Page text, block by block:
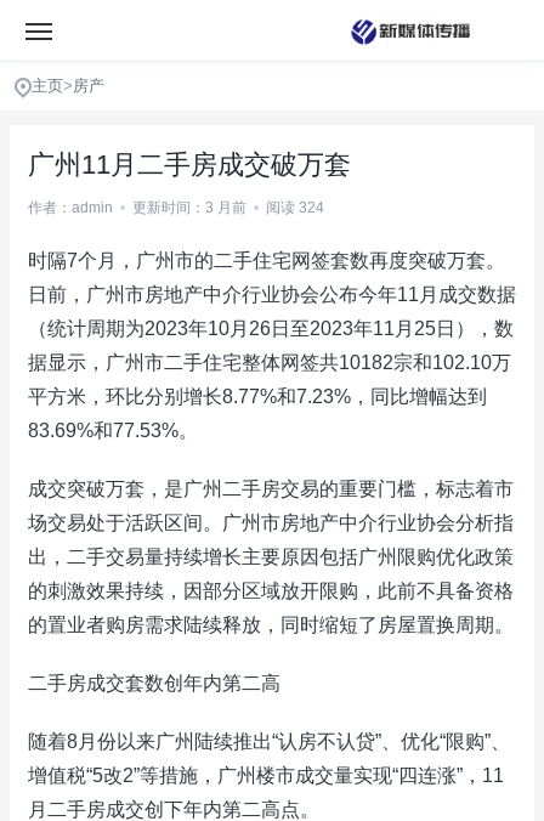
主页>房产
广州11月二手房成交破万套
作者：admin • 更新时间：3 月前 • 阅读 324
时隔7个月，广州市的二手住宅网签套数再度突破万套。
日前，广州市房地产中介行业协会公布今年11月成交数据
（统计周期为2023年10月26日至2023年11月25日），数
据显示，广州市二手住宅整体网签共10182宗和102.10万
平方米，环比分别增长8.77%和7.23%，同比增幅达到
83.69%和77.53%。
成交突破万套，是广州二手房交易的重要门槛，标志着市
场交易处于活跃区间。广州市房地产中介行业协会分析指
出，二手交易量持续增长主要原因包括广州限购优化政策
的刺激效果持续，因部分区域放开限购，此前不具备资格
的置业者购房需求陆续释放，同时缩短了房屋置换周期。
二手房成交套数创年内第二高
随着8月份以来广州陆续推出“认房不认贷”、优化“限购”、
增值税“5改2”等措施，广州楼市成交量实现“四连涨”，11
月二手房成交创下年内第二高点。